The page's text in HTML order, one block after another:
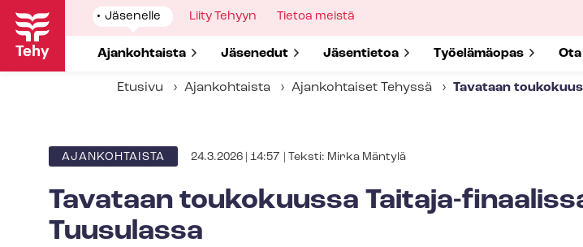
Hyppää
pääsisältöön
Show
submenu
Jäsenelle
Show submenu for
Ajankohtaista Show submenu for
Jäsenedut Show submenu for
Jäsentietoa Show submenu for
Työelämäopas
Show
Liity Tehyyn
Show
Tietoa meistä
Etusivu Ajankohtaista Ajankohtaiset Tehyssä Tavataan
ARTIKKELIN
AJANKOHTAISTA 24.3.2026 | 14:57 | Teksti: Kirjoittaja
Mirka Mäntylä
Tavataan toukokuussa Taitaja-​
Tuusulassa